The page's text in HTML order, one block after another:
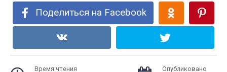
Поделиться на Facebook
Время чтения Опубликовано